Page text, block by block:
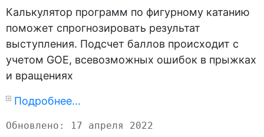
Калькулятор программ по фигурному катанию
поможет спрогнозировать результат
выступления. Подсчет баллов происходит с
учетом GOE, всевозможных ошибок в прыжках
и вращениях
Подробнее...
Обновлено: 17 апреля 2022